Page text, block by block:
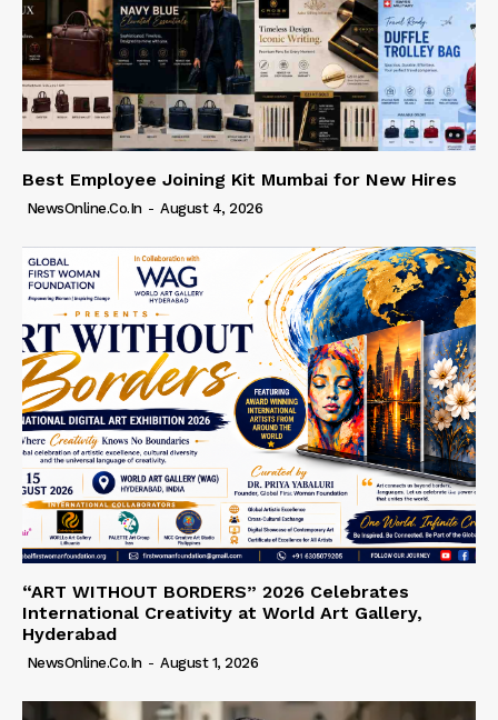
Best Employee Joining Kit Mumbai for New Hires
NewsOnline.co.in - August 4, 2026
“ART WITHOUT BORDERS” 2026 Celebrates
International Creativity at World Art Gallery,
Hyderabad
NewsOnline.co.in - August 1, 2026